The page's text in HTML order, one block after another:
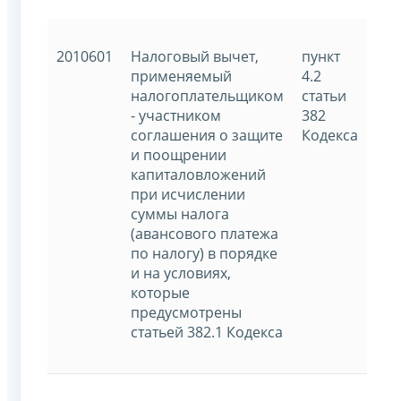
2010601
Налоговый вычет,
применяемый
налогоплательщиком
- участником
соглашения о защите
и поощрении
капиталовложений
при исчислении
суммы налога
(авансового платежа
по налогу) в порядке
и на условиях,
которые
предусмотрены
статьей 382.1 Кодекса
пункт
4.2
статьи
382
Кодекса